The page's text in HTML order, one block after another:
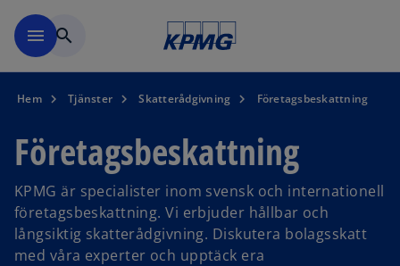
menu search
Hem Tjänster Skatterådgivning Företagsbeskattning
Företagsbeskattning
KPMG är specialister inom svensk och internationell
företagsbeskattning. Vi erbjuder hållbar och
långsiktig skatterådgivning. Diskutera bolagsskatt
med våra experter och upptäck era